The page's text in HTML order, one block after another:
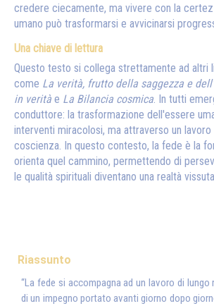
credere ciecamente, ma vivere con la
umano può trasformarsi e avvicinarsi
Una chiave di lettura
Questo testo si collega strettamente ad altri
come La verità, frutto della saggezza e
in verità e La Bilancia cosmica . In tutti
conduttore: la trasformazione dell'essere
interventi miracolosi, ma attraverso un lavoro
coscienza. In questo contesto, la fede è la
orienta quel cammino, permettendo di
le qualità spirituali diventano una realtà vissuta.
Riassunto
“La fede si accompagna ad un lavoro di
di un impegno portato avanti giorno dopo